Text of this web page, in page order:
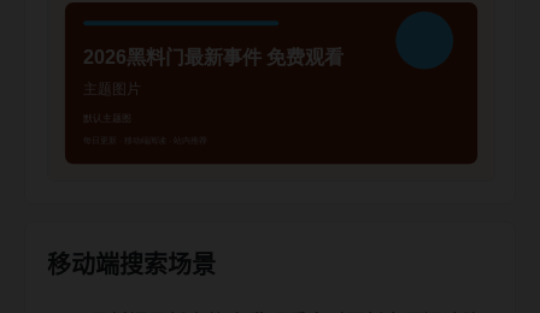
移动端搜索场景